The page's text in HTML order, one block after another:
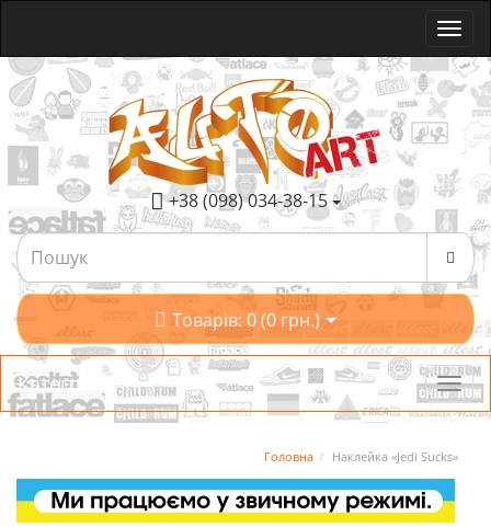
+38 (098) 034-38-15
Товарів: 0 (0 грн.)
Категорії
Головна Наклейка «Jedi Sucks»